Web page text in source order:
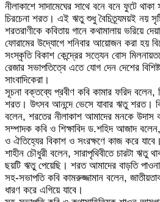
নীলাকাশে সাদামেঘের সাথে বনে বনে ফুটে
চিরচেনা শরত। এই ঋতু শুধু বৈচিত্র্যময়ই নয়
শরতরাণীকে কবিতায় গানে কথামালায় ভরিয়ে
ফোরামের উদ্যোগে শনিবার আয়োজন করা হয়
সংস্কৃতি বিকাশ কেন্দ্রের সত্যেন বোস
রেজার সভাপতিত্বে এতে যোগ দেন দেশের
সাংবাদিকেরা।
সূচনা বক্তব্যে প্রবীণ কবি কামার ফরিদ বলেন,
শরত। উৎসব আনন্দে ভেসে যাবার ঋতু শরত।
বলেন, শরতের নীলাকাশ আমাদের মনকে উদাস
সম্পাদক কবি ও শিক্ষাবিদ ড.শহিদ আজাদ
ও ঐতিহ্যের বিকাশ ও সংরক্ষণে কাজ করে
শাহীন চৌধুরী বলেন, সারাপৃথিবীতে চারটা
ছয়টি ঋতু পেয়েছি। শরত আমাদের বাড়তি
সহ-সভাপতি কবি কামরুজ্জামান বলেন,
ধারণ করে এগিয়ে যাবে।